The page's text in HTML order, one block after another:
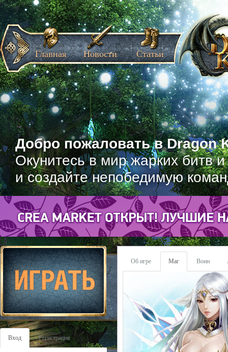
Добро пожаловать в Dragon
Окунитесь в мир жарких битв
и создайте непобедимую
Главная Новости Статьи
Вход Регистрация
Об игре Маг Воин